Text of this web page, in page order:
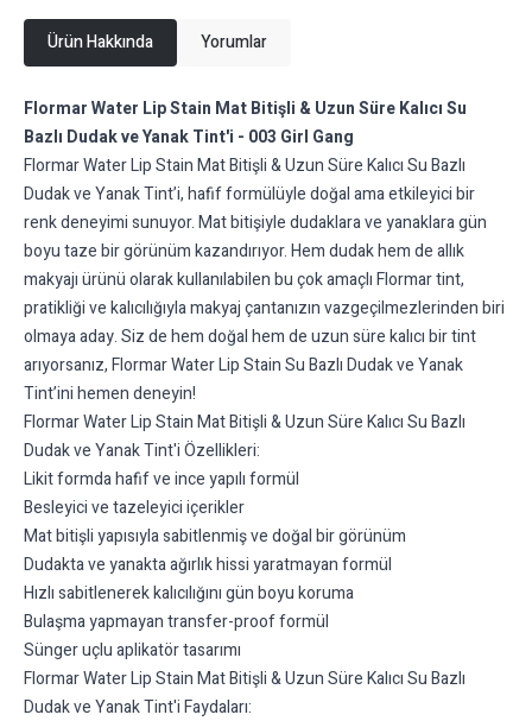
Ürün Hakkında Yorumlar
Flormar Water Lip Stain Mat Bitişli & Uzun Süre Kalıcı Su
Bazlı Dudak ve Yanak Tint'i - 003 Girl Gang
Flormar Water Lip Stain Mat Bitişli & Uzun Süre Kalıcı Su Bazlı
Dudak ve Yanak Tint’i, hafif formülüyle doğal ama etkileyici bir
renk deneyimi sunuyor. Mat bitişiyle dudaklara ve yanaklara gün
boyu taze bir görünüm kazandırıyor. Hem dudak hem de allık
makyajı ürünü olarak kullanılabilen bu çok amaçlı Flormar tint,
pratikliği ve kalıcılığıyla makyaj çantanızın vazgeçilmezlerinden biri
olmaya aday. Siz de hem doğal hem de uzun süre kalıcı bir tint
arıyorsanız, Flormar Water Lip Stain Su Bazlı Dudak ve Yanak
Tint’ini hemen deneyin!
Flormar Water Lip Stain Mat Bitişli & Uzun Süre Kalıcı Su Bazlı
Dudak ve Yanak Tint'i Özellikleri:
Likit formda hafif ve ince yapılı formül
Besleyici ve tazeleyici içerikler
Mat bitişli yapısıyla sabitlenmiş ve doğal bir görünüm
Dudakta ve yanakta ağırlık hissi yaratmayan formül
Hızlı sabitlenerek kalıcılığını gün boyu koruma
Bulaşma yapmayan transfer-proof formül
Sünger uçlu aplikatör tasarımı
Flormar Water Lip Stain Mat Bitişli & Uzun Süre Kalıcı Su Bazlı
Dudak ve Yanak Tint'i Faydaları: